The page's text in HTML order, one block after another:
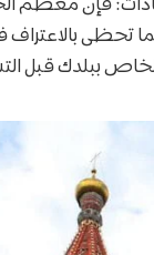
تحظى
الخاص ببلدك قبل